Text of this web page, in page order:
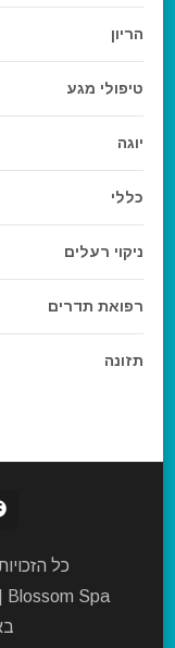
הריון
טיפולי מגע
יוגה
כללי
ניקוי רעלים
רפואת תדרים
תזונה
כל
Blossom Spa | פותח על ידי